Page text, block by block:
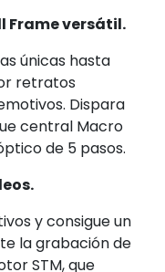
Frame versátil.
únicas hasta
retratos
Dispara
central Macro
de 5 pasos.
y consigue un
la grabación de
STM, que